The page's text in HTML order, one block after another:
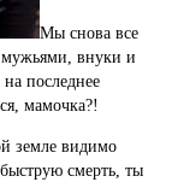
Мы снова все
мужьями, внуки и
последнее
мамочка?!
земле видимо
смерть, ты